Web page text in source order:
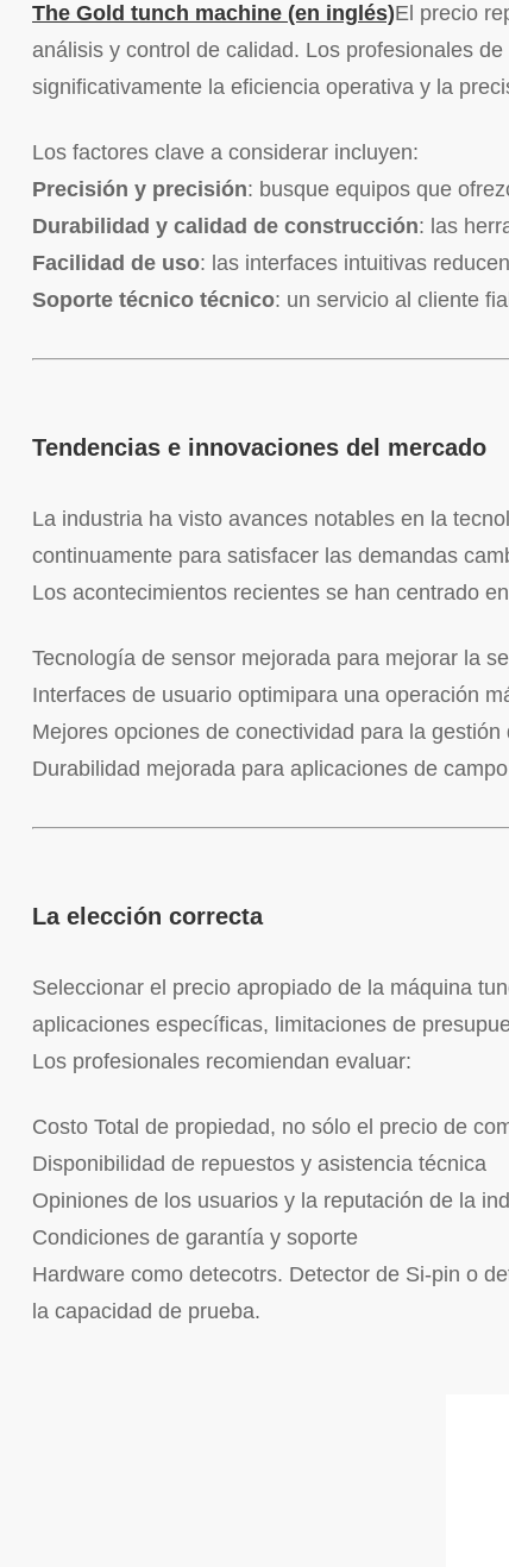
The Gold tunch machine (en inglés)El precio
análisis y control de calidad. Los profesionales
significativamente la eficiencia operativa y la
Los factores clave a considerar incluyen:
Precisión y precisión: busque equipos que
Durabilidad y calidad de construcción: las
Facilidad de uso: las interfaces intuitivas
Soporte técnico técnico: un servicio al cliente
Tendencias e innovaciones del mercado
La industria ha visto avances notables en la
continuamente para satisfacer las demandas
Los acontecimientos recientes se han centrado
Tecnología de sensor mejorada para mejorar la
Interfaces de usuario optimipara una operación
Mejores opciones de conectividad para la gestión
Durabilidad mejorada para aplicaciones de campo
La elección correcta
Seleccionar el precio apropiado de la máquina
aplicaciones específicas, limitaciones de
Los profesionales recomiendan evaluar:
Costo Total de propiedad, no sólo el precio de
Disponibilidad de repuestos y asistencia técnica
Opiniones de los usuarios y la reputación de la
Condiciones de garantía y soporte
Hardware como detecotrs. Detector de Si-pin o
la capacidad de prueba.